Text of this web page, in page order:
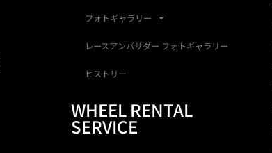
フォトギャラリー
レースアンバサダー フォトギャラリー
ヒストリー
WHEEL RENTAL
SERVICE